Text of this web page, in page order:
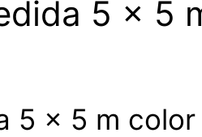
5 x 5
5 x 5 m